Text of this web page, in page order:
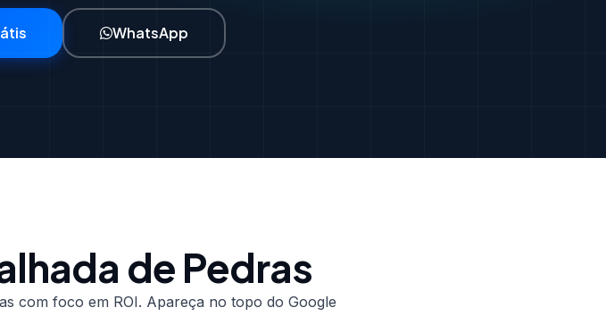
WhatsApp
de Pedras
com foco em ROI. Apareça no topo do Google